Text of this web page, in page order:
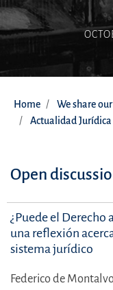
Home
We share
Actualidad
Open
¿Puede el Derecho
una reflexión
sistema jurídico
Federico de